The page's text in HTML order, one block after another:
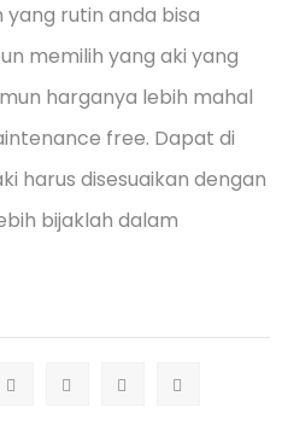
rutin anda bisa
memilih yang aki yang
harganya lebih mahal
free. Dapat di
harus disesuaikan dengan
bijaklah dalam